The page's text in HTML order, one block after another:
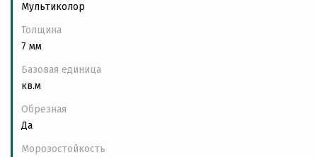
Мультиколор
Толщина
7 мм
Базовая единица
кв.м
Обрезная
Да
Морозостойкость